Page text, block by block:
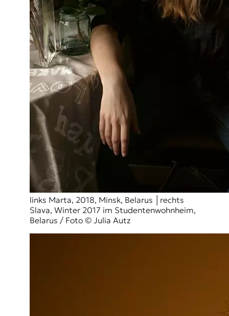
links Marta, 2018, Minsk, Belarus │rechts
Slava, Winter 2017 im Studentenwohnheim,
Belarus / Foto © Julia Autz